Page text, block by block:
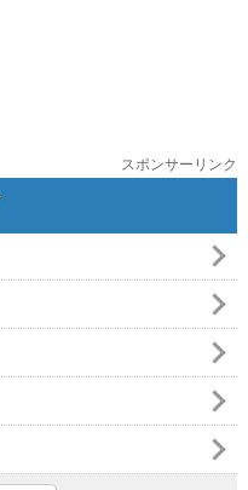
スポンサーリンク